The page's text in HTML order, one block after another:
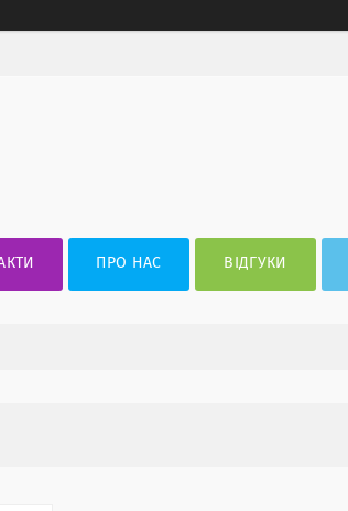
ПРО НАС ВІДГУКИ